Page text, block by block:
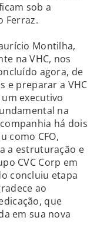
sob a
Ferraz.
Montilha,
na VHC, nos
agora, de
e preparar a VHC
executivo
na
há dois
como CFO,
a estruturação e
CVC Corp em
concluiu etapa
ao
que
em sua nova